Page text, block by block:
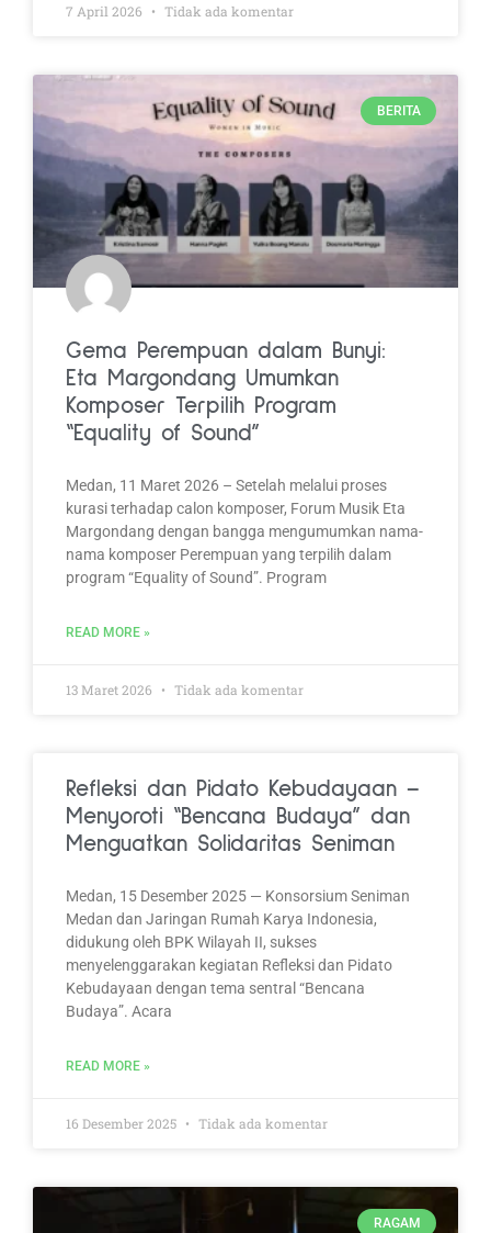
7 April 2026 Tidak ada komentar
BERITA
Gema Perempuan dalam Bunyi:
Eta Margondang Umumkan
Komposer Terpilih Program
“Equality of Sound”
Medan, 11 Maret 2026 – Setelah melalui proses
kurasi terhadap calon komposer, Forum Musik Eta
Margondang dengan bangga mengumumkan nama-
nama komposer Perempuan yang terpilih dalam
program “Equality of Sound”. Program
READ MORE »
13 Maret 2026 Tidak ada komentar
Refleksi dan Pidato Kebudayaan –
Menyoroti “Bencana Budaya” dan
Menguatkan Solidaritas Seniman
Medan, 15 Desember 2025 — Konsorsium Seniman
Medan dan Jaringan Rumah Karya Indonesia,
didukung oleh BPK Wilayah II, sukses
menyelenggarakan kegiatan Refleksi dan Pidato
Kebudayaan dengan tema sentral “Bencana
Budaya”. Acara
READ MORE »
16 Desember 2025 Tidak ada komentar
RAGAM